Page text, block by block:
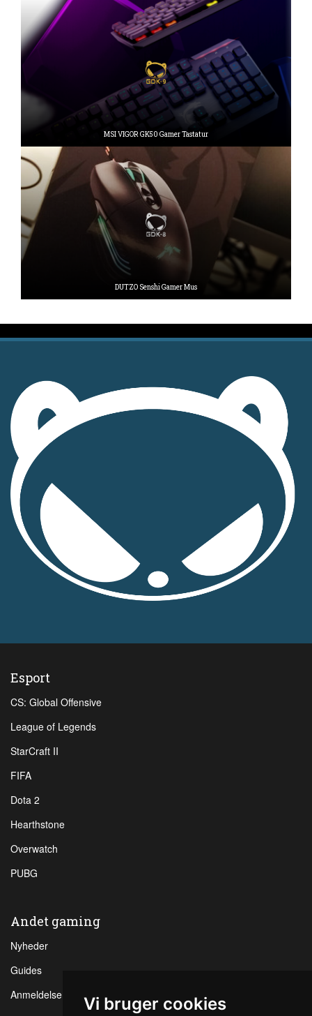
Vi bruger cookies
MSI VIGOR GK50 Gamer Tastatur
DUTZO Senshi Gamer Mus
Esport
CS: Global Offensive
League of Legends
StarCraft II
FIFA
Dota 2
Hearthstone
Overwatch
PUBG
Andet gaming
Nyheder
Guides
Anmeldelser